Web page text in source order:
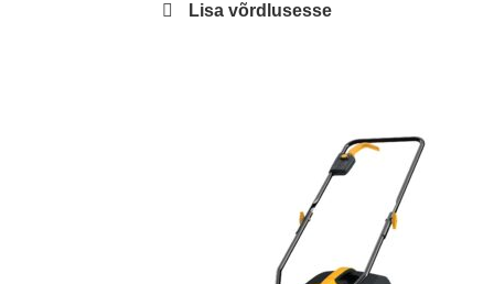
Lisa võrdlusesse